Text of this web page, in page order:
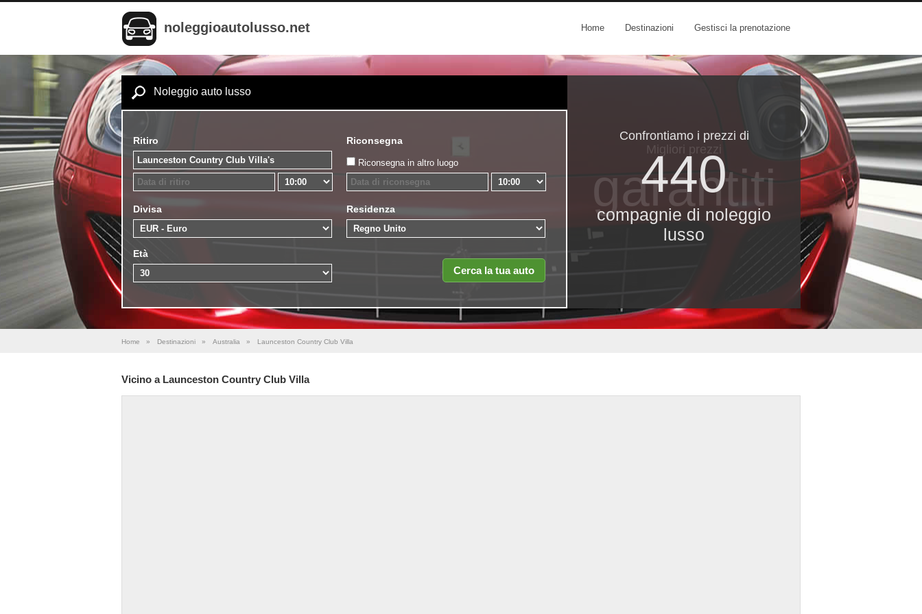
noleggioautolusso.net Home Destinazioni Gestisci la prenotazione
Noleggio auto lusso
Ritiro Riconsegna
Riconsegna in altro luogo
Divisa Residenza
Età
Confrontiamo i prezzi di
440
compagnie di noleggio
lusso
Migliori prezzi
garantiti
Home » Destinazioni » Australia » Launceston Country Club Villa
Vicino a Launceston Country Club Villa